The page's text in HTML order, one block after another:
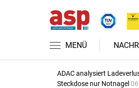
MENÜ
ADAC analysiert
Steckdose nur Notnagel